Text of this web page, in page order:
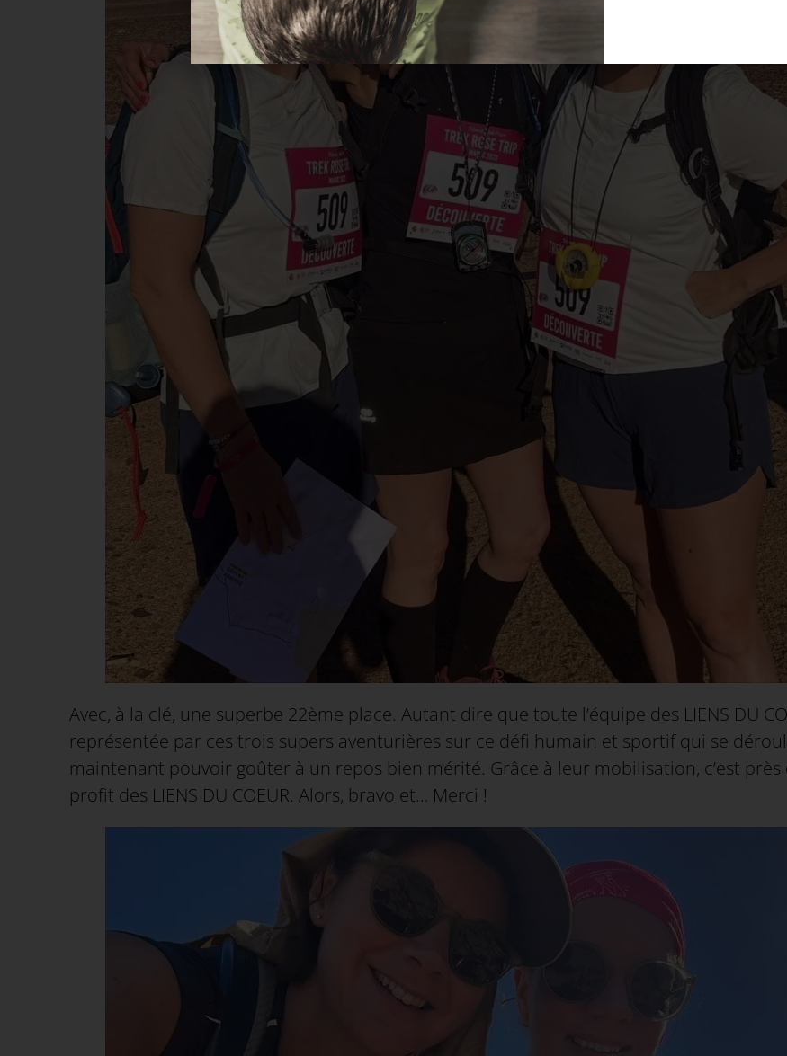
Avec, à la clé, une superbe 22ème place. Autant dire que toute l’équipe des LIENS DU
représentée par ces trois supers aventurières sur ce défi humain et sportif qui se
maintenant pouvoir goûter à un repos bien mérité. Grâce à leur mobilisation, c’est
profit des LIENS DU COEUR. Alors, bravo et… Merci !